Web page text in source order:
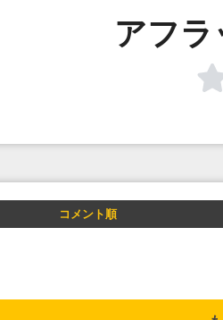
アフラ
コメント順